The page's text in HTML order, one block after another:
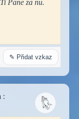
Pane za nu.
✎ Přidat vzkaz
: